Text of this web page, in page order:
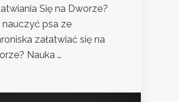
Się na Dworze?
nauczyć psa ze
załatwiać się na
Nauka …